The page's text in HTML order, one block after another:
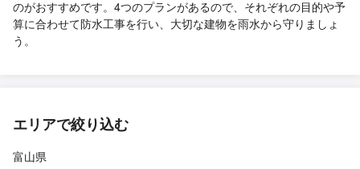
のがおすすめです。4つのプランがあるので、それぞれの目的や予
算に合わせて防水工事を行い、大切な建物を雨水から守りましょ
う。
エリアで絞り込む
富山県